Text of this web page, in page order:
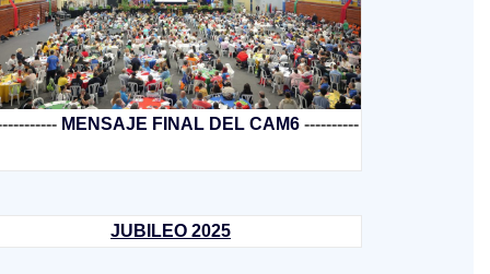
MENSAJE FINAL DEL CAM6 ----------
JUBILEO 2025